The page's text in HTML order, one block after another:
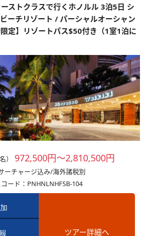
ストクラスで行くホノルル 3泊5日 シ
ーチリゾート / パーシャルオーシャン
定】リゾートパス$50付き（1室1泊に
） 972,500円～2,810,500円
ーチャージ込み/海外諸税別
コード：PNHNLNHFSB-104
加
ツアー詳細へ